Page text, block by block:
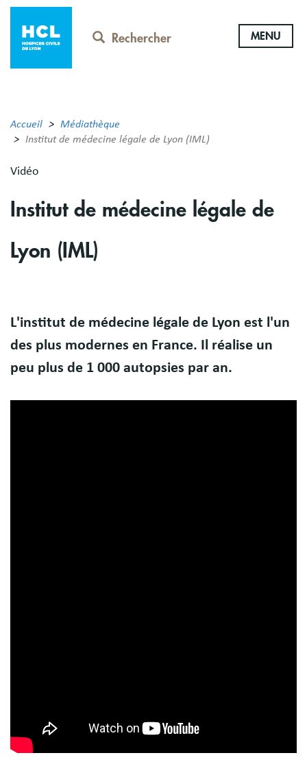
Aller
contenu
principal
Rechercher MENU
Accueil
Médiathèque
Institut de médecine légale de Lyon (IML)
Vidéo
Institut de médecine légale de
Lyon (IML)
Body
L'institut de médecine légale de Lyon est l'un
des plus modernes en France. Il réalise un
peu plus de 1 000 autopsies par an.